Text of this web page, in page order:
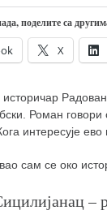
поделите са
X
Роман говори
интересује
сам се око
–